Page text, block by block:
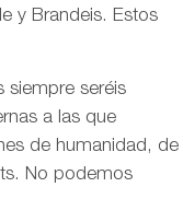
y Brandeis. Estos
siempre seréis
a las que
de humanidad, de
No podemos